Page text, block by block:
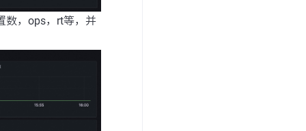
数，ops，rt等，并